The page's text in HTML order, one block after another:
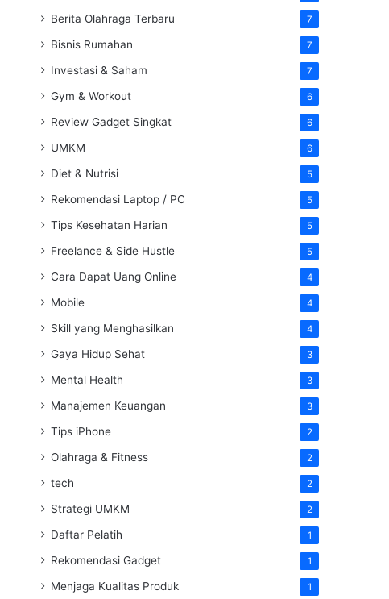
Berita Olahraga Terbaru 7
Bisnis Rumahan 7
Investasi & Saham 7
Gym & Workout 6
Review Gadget Singkat 6
UMKM 6
Diet & Nutrisi 5
Rekomendasi Laptop / PC 5
Tips Kesehatan Harian 5
Freelance & Side Hustle 5
Cara Dapat Uang Online 4
Mobile 4
Skill yang Menghasilkan 4
Gaya Hidup Sehat 3
Mental Health 3
Manajemen Keuangan 3
Tips iPhone 2
Olahraga & Fitness 2
tech 2
Strategi UMKM 2
Daftar Pelatih 1
Rekomendasi Gadget 1
Menjaga Kualitas Produk 1